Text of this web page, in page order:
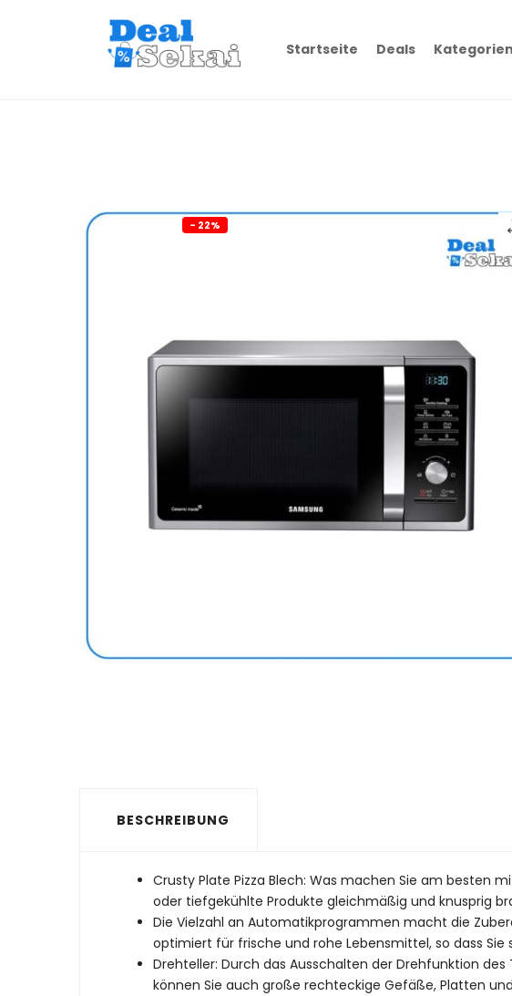
Startseite Deals Kategorien
- 22%
BESCHREIBUNG
Crusty Plate Pizza Blech: Was machen Sie am besten
oder tiefgekühlte Produkte gleichmäßig und knusprig
Die Vielzahl an Automatikprogrammen macht die
optimiert für frische und rohe Lebensmittel, so dass
Drehteller: Durch das Ausschalten der Drehfunktion
können Sie auch große rechteckige Gefäße, Platten